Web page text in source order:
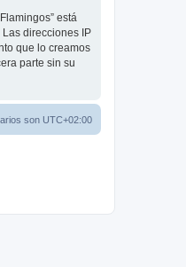
está
direcciones IP
que lo creamos
parte sin su
son UTC+02:00